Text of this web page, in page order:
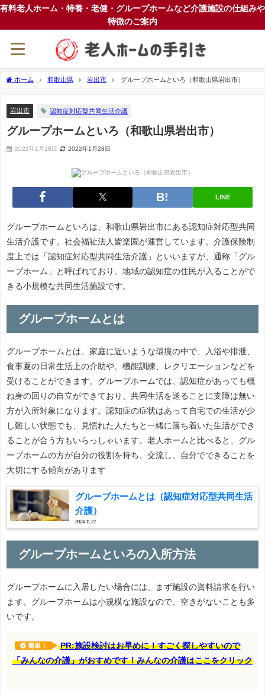
有料老人ホーム・特養・老健・グループホームなど介護施設の仕組みや
特徴のご案内
ホーム 和歌山県 岩出市 グループホームといろ（和歌山県岩出市）
岩出市 認知症対応型共同生活介護
グループホームといろ（和歌山県岩出市）
2022年1月28日 2022年1月28日
LINE
グループホームといろは、和歌山県岩出市にある認知症対応型共同
生活介護です。社会福祉法人皆楽園が運営しています。介護保険制
度上では「認知症対応型共同生活介護」といいますが、通称「グル
ープホーム」と呼ばれており、地域の認知症の住民が入ることがで
きる小規模な共同生活施設です。
グループホームとは
グループホームとは、家庭に近いような環境の中で、入浴や排泄、
食事夏の日常生活上の介助や、機能訓練、レクリエーションなどを
受けることができます。グループホームでは、認知症があっても概
ね身の回りの自立ができており、共同生活を送ることに支障は無い
方が入所対象になります。認知症の症状はあって自宅での生活が少
し難しい状態でも、見慣れた人たちと一緒に落ち着いた生活ができ
ることが合う方もいらっしゃいます。老人ホームと比べると、グル
ープホームの方が自分の役割を持ち、交流し、自分でできることを
大切にする傾向があります
グループホームとは（認知症対応型共同生活
介護）
2024.11.27
グループホームといろの入所方法
グループホームに入居したい場合には、まず施設の資料請求を行い
ます。グループホームは小規模な施設なので、空きがないことも多
いです。
簡単！
PR:施設検討はお早めに！すごく探しやすいので
「みんなの介護」がおすめです！みんなの介護はここをクリック